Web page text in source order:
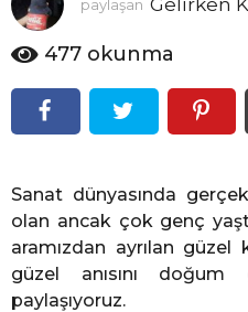
l
n
c
paylaşan
477 okunma
Sanat dünyasında
olan ancak çok genç
aramızdan ayrılan güzel
güzel anısını
paylaşıyoruz.